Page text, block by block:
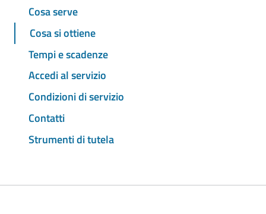
Cosa serve
Cosa si ottiene
Tempi e scadenze
Accedi al servizio
Condizioni di servizio
Contatti
Strumenti di tutela